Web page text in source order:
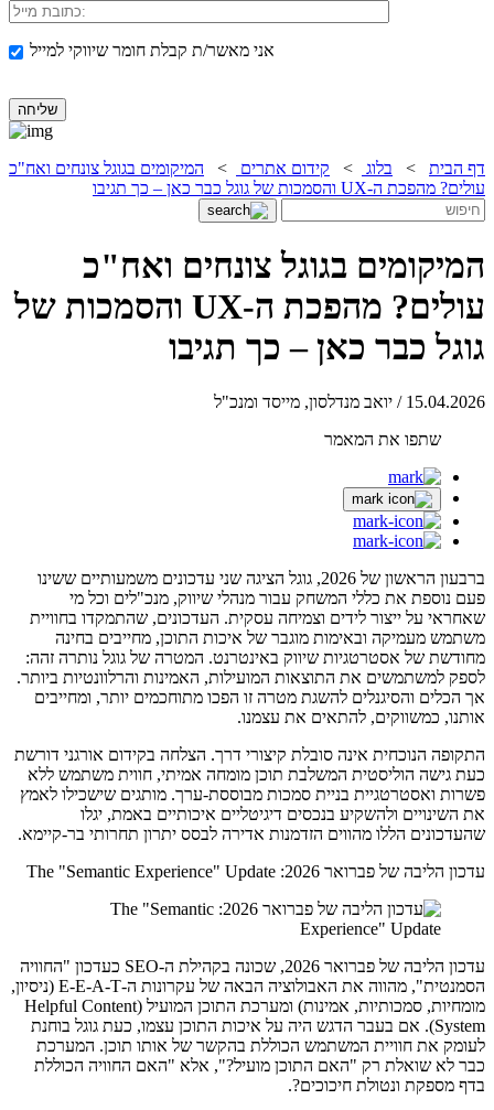
אני מאשר/ת קבלת חומר שיווקי למייל
דף הבית > בלוג > קידום אתרים >
המיקומים בגוגל צונחים ואח"כ
עולים? מהפכת ה-UX והסמכות של גוגל כבר כאן – כך תגיבו
המיקומים בגוגל צונחים ואח"כ
עולים? מהפכת ה-UX והסמכות של
גוגל כבר כאן – כך תגיבו
15.04.2026 / יואב מנדלסון, מייסד ומנכ"ל
שתפו את המאמר
ברבעון הראשון של 2026, גוגל הציגה שני עדכונים משמעותיים ששינו
פעם נוספת את כללי המשחק עבור מנהלי שיווק, מנכ"לים וכל מי
שאחראי על ייצור לידים וצמיחה עסקית. העדכונים, שהתמקדו בחוויית
משתמש מעמיקה ובאימות מוגבר של איכות התוכן, מחייבים בחינה
מחודשת של אסטרטגיות שיווק באינטרנט. המטרה של גוגל נותרה זהה:
לספק למשתמשים את התוצאות המועילות, האמינות והרלוונטיות ביותר.
אך הכלים והסיגנלים להשגת מטרה זו הפכו מתוחכמים יותר, ומחייבים
אותנו, כמשווקים, להתאים את עצמנו.
התקופה הנוכחית אינה סובלת קיצורי דרך. הצלחה בקידום אורגני דורשת
כעת גישה הוליסטית המשלבת תוכן מומחה אמיתי, חווית משתמש ללא
פשרות ואסטרטגיית בניית סמכות מבוססת-ערך. מותגים שישכילו לאמץ
את השינויים ולהשקיע בנכסים דיגיטליים איכותיים באמת, יגלו
שהעדכונים הללו מהווים הזדמנות אדירה לבסס יתרון תחרותי בר-קיימא.
עדכון הליבה של פברואר 2026: The "Semantic Experience" Update
עדכון הליבה של פברואר 2026, שכונה בקהילת ה-SEO כעדכון "החוויה
הסמנטית", מהווה את האבולוציה הבאה של עקרונות ה-E-E-A-T (ניסיון,
מומחיות, סמכותיות, אמינות) ומערכת התוכן המועיל (Helpful Content
System). אם בעבר הדגש היה על איכות התוכן עצמו, כעת גוגל בוחנת
לעומק את חוויית המשתמש הכוללת בהקשר של אותו תוכן. המערכת
כבר לא שואלת רק "האם התוכן מועיל?", אלא "האם החוויה הכוללת
בדף מספקת ונטולת חיכוכים?.